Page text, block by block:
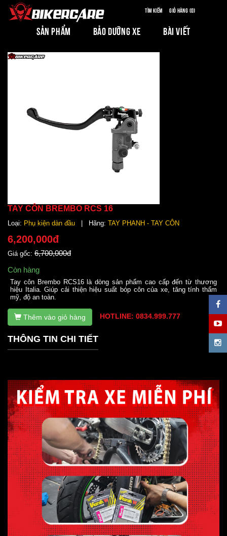
Tìm kiếm Giỏ hàng (0)
SẢN PHẨM BẢO DƯỠNG XE BÀI VIẾT
TAY CÔN BREMBO RCS 16
Loại: Phụ kiện dàn đầu | Hãng: TAY PHANH - TAY CÔN
6,200,000đ
Giá gốc: 6,700,000đ
Còn hàng
Tay côn Brembo RCS16 là dòng sản phẩm cao cấp đến từ thương
hiệu Italia. Giúp cải thiện hiệu suất bóp côn của xe, tăng tính thẩm
mỹ, độ an toàn.
Thêm vào giỏ hàng HOTLINE: 0834.999.777
THÔNG TIN CHI TIẾT